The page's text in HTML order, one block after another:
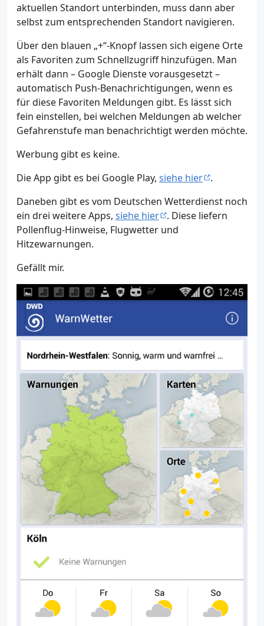
aktuellen Standort unterbinden, muss dann aber
selbst zum entsprechenden Standort navigieren.
Über den blauen „+“-Knopf lassen sich eigene Orte
als Favoriten zum Schnellzugriff hinzufügen. Man
erhält dann – Google Dienste vorausgesetzt –
automatisch Push-Benachrichtigungen, wenn es
für diese Favoriten Meldungen gibt. Es lässt sich
fein einstellen, bei welchen Meldungen ab welcher
Gefahrenstufe man benachrichtigt werden möchte.
Werbung gibt es keine.
Die App gibt es bei Google Play, siehe hier
.
Daneben gibt es vom Deutschen Wetterdienst noch
ein drei weitere Apps, siehe hier
. Diese liefern
Pollenflug-Hinweise, Flugwetter und
Hitzewarnungen.
Gefällt mir.